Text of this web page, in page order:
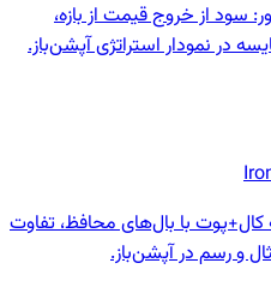
سود از خروج قیمت از بازه،
در نمودار استراتژی آپشن‌باز.
با بال‌های محافظ، تفاوت
و رسم در آپشن‌باز.